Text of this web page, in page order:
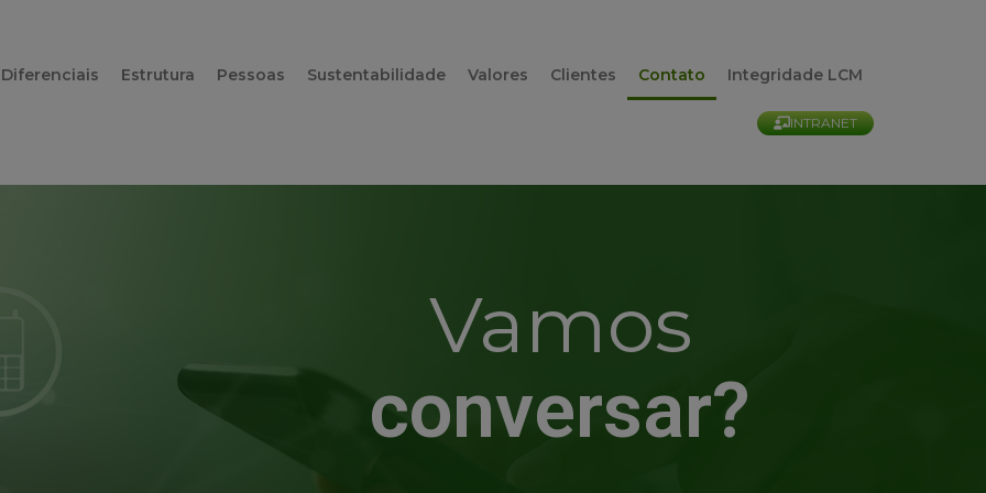
Diferenciais Estrutura Pessoas Sustentabilidade Valores Clientes Contato Integridade LCM
INTRANET
Vamos
conversar?